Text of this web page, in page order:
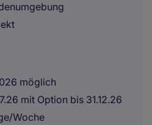
möglich
mit Option bis 31.12.26
Woche